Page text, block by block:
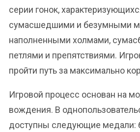
серии гонок,
сумасшедшими и безумными
наполненными холмами,
петлями и препятствиями.
пройти путь за максимально
Игровой процесс основан на
вождения. В
доступны следующие медали: